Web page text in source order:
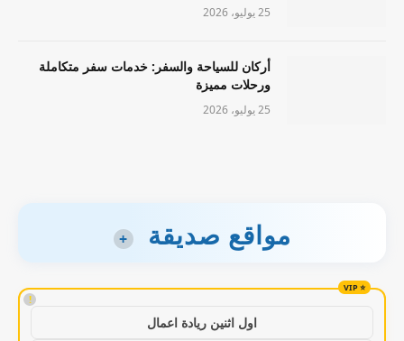
25 يوليو، 2026
أركان للسياحة والسفر: خدمات سفر متكاملة
ورحلات مميزة
25 يوليو، 2026
مواقع صديقة +
!
اول اثنين ريادة اعمال